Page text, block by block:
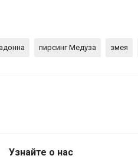
пирсинг Медуза змея
мм. Змея. IL1620
Узнайте о нас